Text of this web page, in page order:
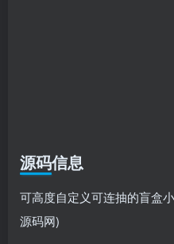
源码信息
可高度自定义可连抽的盲盒
源码网)